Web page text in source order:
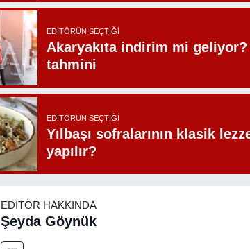
EDITÖRÜN SEÇTIĞI
Akaryakıta indirim mi
tahmini
EDITÖRÜN SEÇTIĞI
Yılbaşı sofralarının klasik
yapılır?
EDITÖR HAKKINDA
Şeyda Göynük